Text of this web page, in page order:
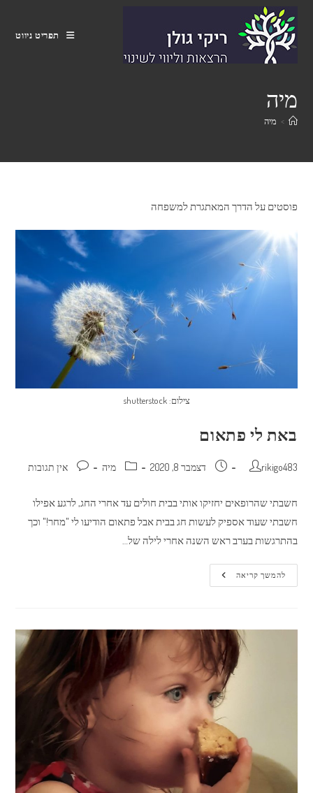
content
תפריט ניווט
מיה
> מיה
פוסטים על הדרך המאתגרת למשפחה
צילום: shutterstock
באת לי פתאום
מחבר:
rikigo483 פורסם:דצמבר 8, 2020 קטגוריה:
מיה תגובות:אין תגובות
חשבתי שהרופאים יחזיקו אותי בבית חולים עד אחרי החג, לרגע אפילו
חשבתי שעוד אספיק לעשות חג בבית אבל פתאום הודיעו לי "מחר!" וכך
בהתרגשות בערב ראש השנה אחרי לילה של…
להמשך קריאהבאת
לי